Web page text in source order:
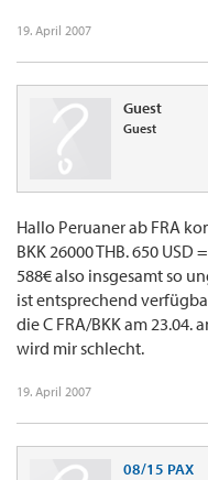
19. April 2007
Guest
Guest
Hallo Peruaner ab FRA
BKK 26000 THB. 650 USD
588€ also insgesamt so
ist entsprechend
die C FRA/BKK am
wird mir schlecht.
19. April 2007
08/15 PAX